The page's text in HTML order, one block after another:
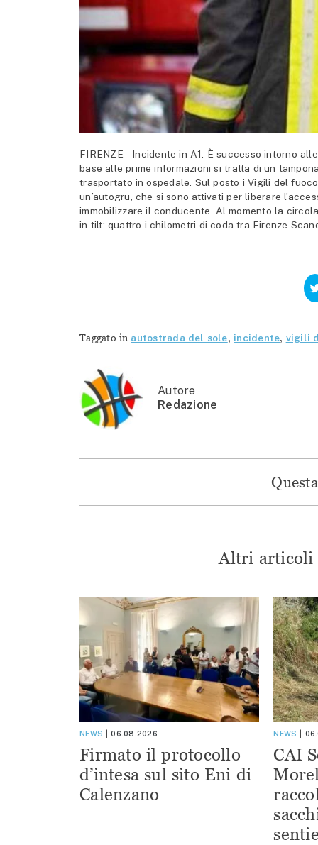
FIRENZE – Incidente in A1. È successo intorno
base alle prime informazioni si tratta di un
trasportato in ospedale. Sul posto i Vigili del
un’autogru, che si sono attivati per liberare
immobilizzare il conducente. Al momento la
in tilt: quattro i chilometri di coda tra Firenze
Taggato in autostrada del sole, incidente, vigili
Autore
Redazione
Altri articoli
NEWS 06.08.2026
Firmato il protocollo
d’intesa sul sito Eni di
Calenzano
NEWS
CAI